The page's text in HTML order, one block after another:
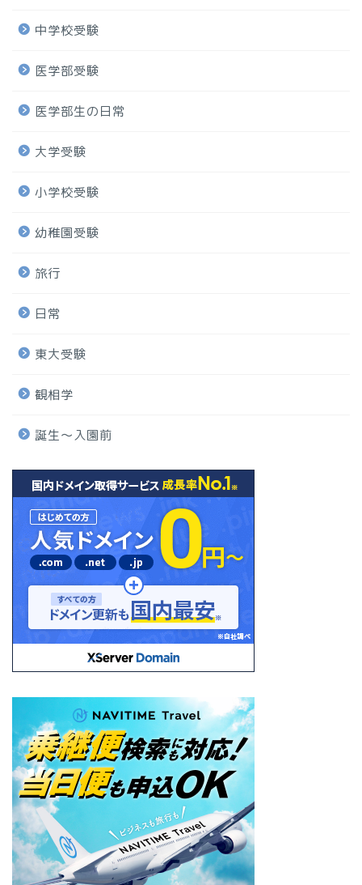
中学校受験
医学部受験
医学部生の日常
大学受験
小学校受験
幼稚園受験
旅行
日常
東大受験
観相学
誕生〜入園前